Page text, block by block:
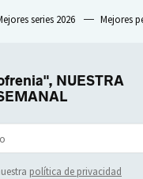
series 2026 Mejores
NUESTRA
política de privacidad